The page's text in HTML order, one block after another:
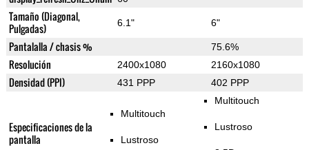
Tamaño (Diagonal,
Pulgadas)
6.1" 6"
Pantalalla / chasis % 75.6%
Resolución 2400x1080 2160x1080
Densidad (PPI) 431 PPP 402 PPP
Especificaciones de la
pantalla
Multitouch
Lustroso
Multitouch
Lustroso